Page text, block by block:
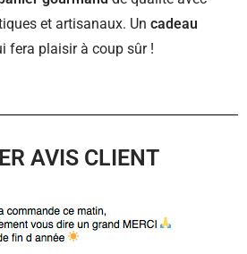
et artisanaux. Un cadeau
fera plaisir à coup sûr !
AVIS CLIENT